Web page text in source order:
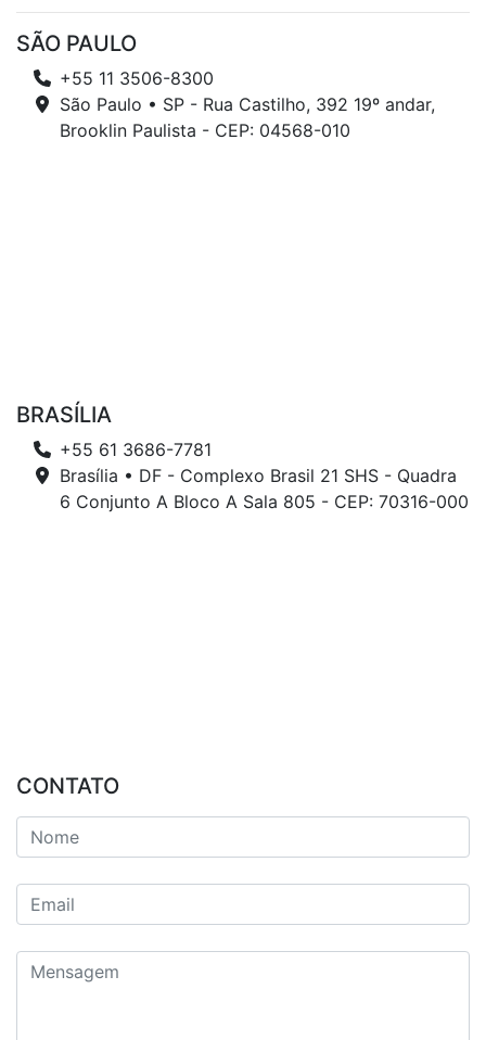
SÃO PAULO
+55 11 3506-8300
São Paulo • SP - Rua Castilho, 392 19º andar,
Brooklin Paulista - CEP: 04568-010
BRASÍLIA
+55 61 3686-7781
Brasília • DF - Complexo Brasil 21 SHS - Quadra
6 Conjunto A Bloco A Sala 805 - CEP: 70316-000
CONTATO